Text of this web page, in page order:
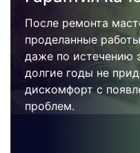
После ремонта
проделанные
даже по истечению
долгие годы не
дискомфорт с
проблем.